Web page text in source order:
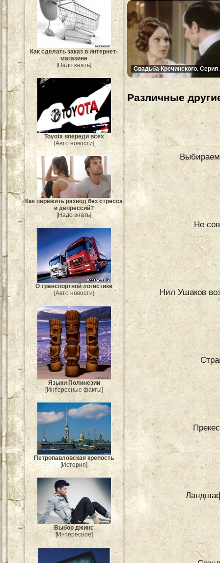
Как сделать заказ в интернет-
магазине
[Надо знать]
Toyota впереди всех
[Авто новости]
Как пережить развод без стресса
и депрессий?
[Надо знать]
О транспортной логистике
[Авто новости]
Языки Полинезии
[Интересные факты]
Петропавловская крепость
[История]
Выбор джинс
[Интересное]
Свадьба Кречинского. Серия
Различные
Выбираем
Не
Нил Ушаков